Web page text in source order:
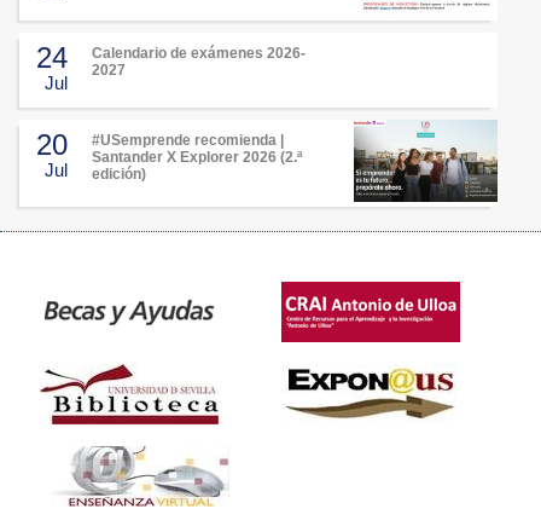
24
Jul
Calendario de exámenes 2026-
2027
20
Jul
#USemprende recomienda |
Santander X Explorer 2026 (2.ª
edición)